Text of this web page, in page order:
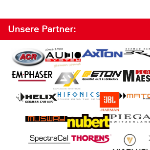
Unsere Partner: